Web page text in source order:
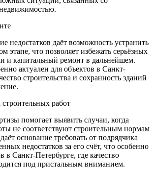
недостатков даёт возможность устранить
этапе, что позволяет избежать серьёзных
и капитальный ремонт в дальнейшем.
актуален для объектов в Санкт-
строительства и сохранность зданий
строительных работ
помогает выявить случаи, когда
не соответствуют строительным нормам
основание требовать от подрядчика
недостатков за его счёт, что особенно
в Санкт-Петербурге, где качество
под пристальным вниманием.